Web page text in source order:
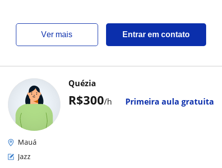
ver mais Entrar em contato
R$300/h Primeira aula gratuita
Quézia
Mauá
Jazz